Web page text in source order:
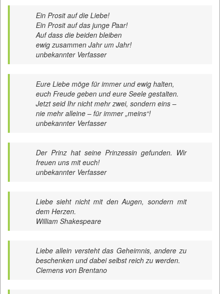
Ein Prosit auf die Liebe!
Ein Prosit auf das junge Paar!
Auf dass die beiden bleiben
ewig zusammen Jahr um Jahr!
unbekannter Verfasser
Eure Liebe möge für immer und ewig halten,
euch Freude geben und eure Seele gestalten.
Jetzt seid Ihr nicht mehr zwei, sondern eins –
nie mehr alleine – für immer „meins“!
unbekannter Verfasser
Der Prinz hat seine Prinzessin gefunden. Wir
freuen uns mit euch!
unbekannter Verfasser
Liebe sieht nicht mit den Augen, sondern mit
dem Herzen.
William Shakespeare
Liebe allein versteht das Geheimnis, andere zu
beschenken und dabei selbst reich zu werden.
Clemens von Brentano